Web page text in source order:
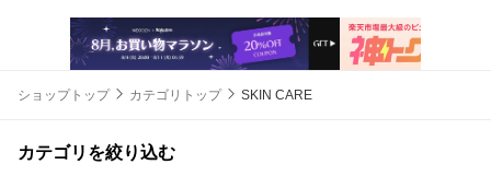
ショップトップ カテゴリトップ SKIN CARE
カテゴリを絞り込む